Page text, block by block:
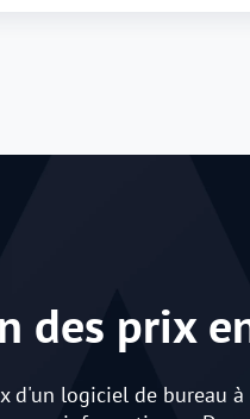
des prix
logiciel de bureau